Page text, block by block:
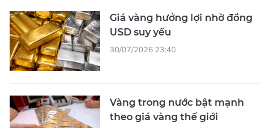
Giá vàng hưởng lợi nhờ đồng
USD suy yếu
30/07/2026 23:40
Vàng trong nước bật mạnh
theo giá vàng thế giới